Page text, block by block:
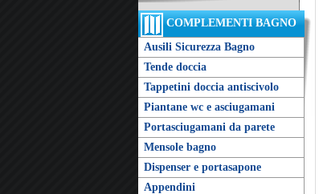
COMPLEMENTI BAGNO
Ausili Sicurezza Bagno
Tende doccia
Tappetini doccia antiscivolo
Piantane wc e asciugamani
Portasciugamani da parete
Mensole bagno
Dispenser e portasapone
Appendini